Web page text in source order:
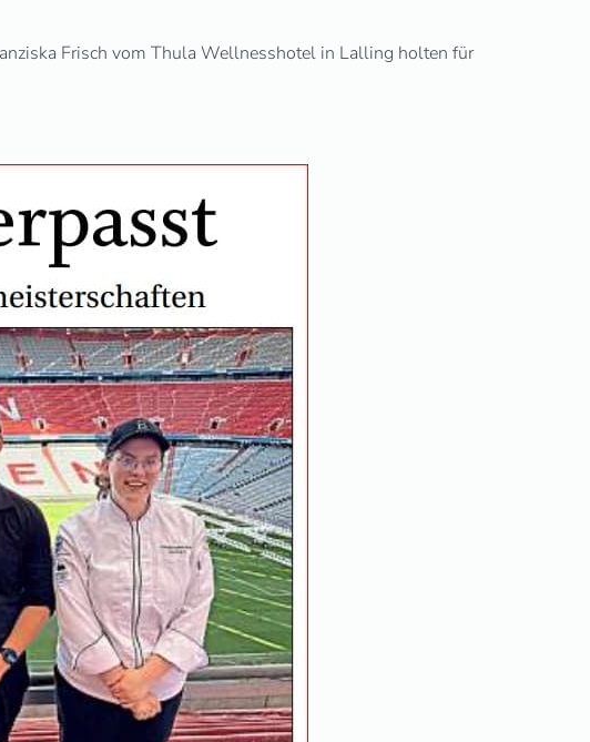
Frisch vom Thula Wellnesshotel in Lalling holten für